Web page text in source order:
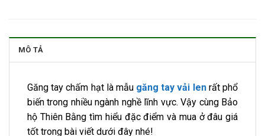
MÔ TẢ
Găng tay chấm hạt là mẫu găng tay vải lenrất phổ
biến trong nhiều ngành nghề lĩnh vực. Vậy cùng Bảo
hộ Thiên Bằng tìm hiểu đặc điểm và mua ở đâu giá
tốt trong bài viết dưới đây nhé!